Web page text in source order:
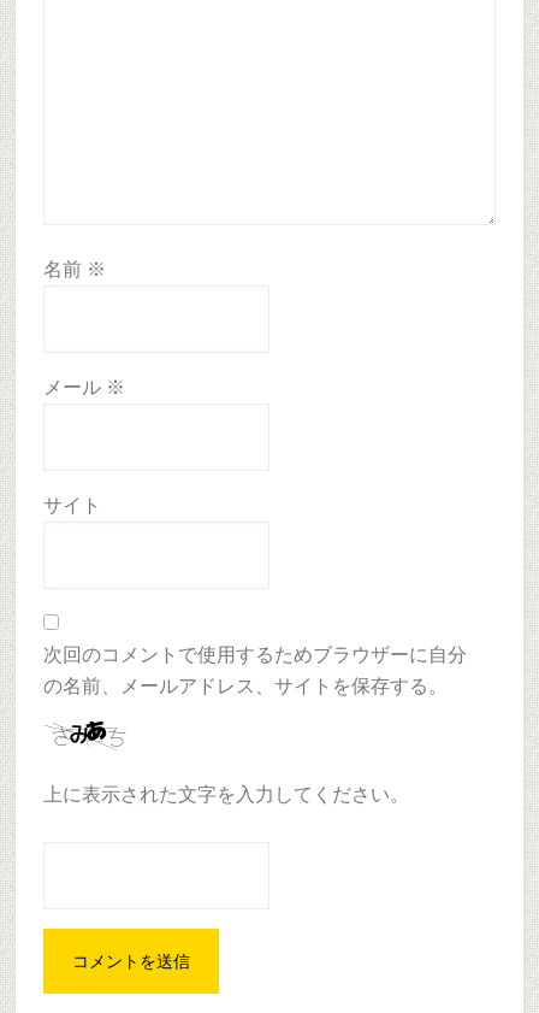
名前 ※
メール ※
サイト
次回のコメントで使用するためブラウザーに自分
の名前、メールアドレス、サイトを保存する。
上に表示された文字を入力してください。